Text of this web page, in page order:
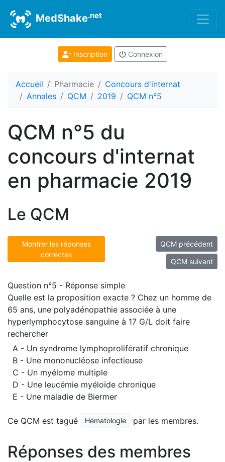
MedShake.net
Inscription Connexion
Accueil Pharmacie
Concours d'internat
Annales
QCM 2019 QCM n°5
QCM n°5 du
concours d'internat
en pharmacie 2019
Le QCM
Montrer les réponses
correctes
QCM précédent
QCM suivant
Question n°5 - Réponse simple
Quelle est la proposition exacte ? Chez un homme de
65 ans, une polyadénopathie associée à une
hyperlymphocytose sanguine à 17 G/L doit faire
rechercher
A - Un syndrome lymphoprolifératif chronique
B - Une mononucléose infectieuse
C - Un myélome multiple
D - Une leucémie myéloïde chronique
E - Une maladie de Biermer
Ce QCM est tagué Hématologie par les membres.
Réponses des membres